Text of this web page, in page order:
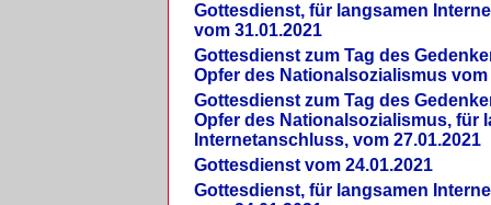
Gottesdienst, für langsamen
vom 31.01.2021
Gottesdienst zum Tag des
Opfer des Nationalsozialismus vom
Gottesdienst zum Tag des
Opfer des Nationalsozialismus, für
Internetanschluss, vom 27.01.2021
Gottesdienst vom 24.01.2021
Gottesdienst, für langsamen